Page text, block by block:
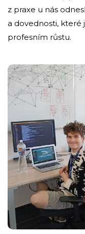
z praxe u nás
a dovednosti,
profesním růstu.